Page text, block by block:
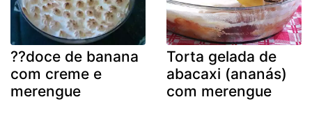
??doce de banana
com creme e
merengue
Torta gelada de
abacaxi (ananás)
com merengue